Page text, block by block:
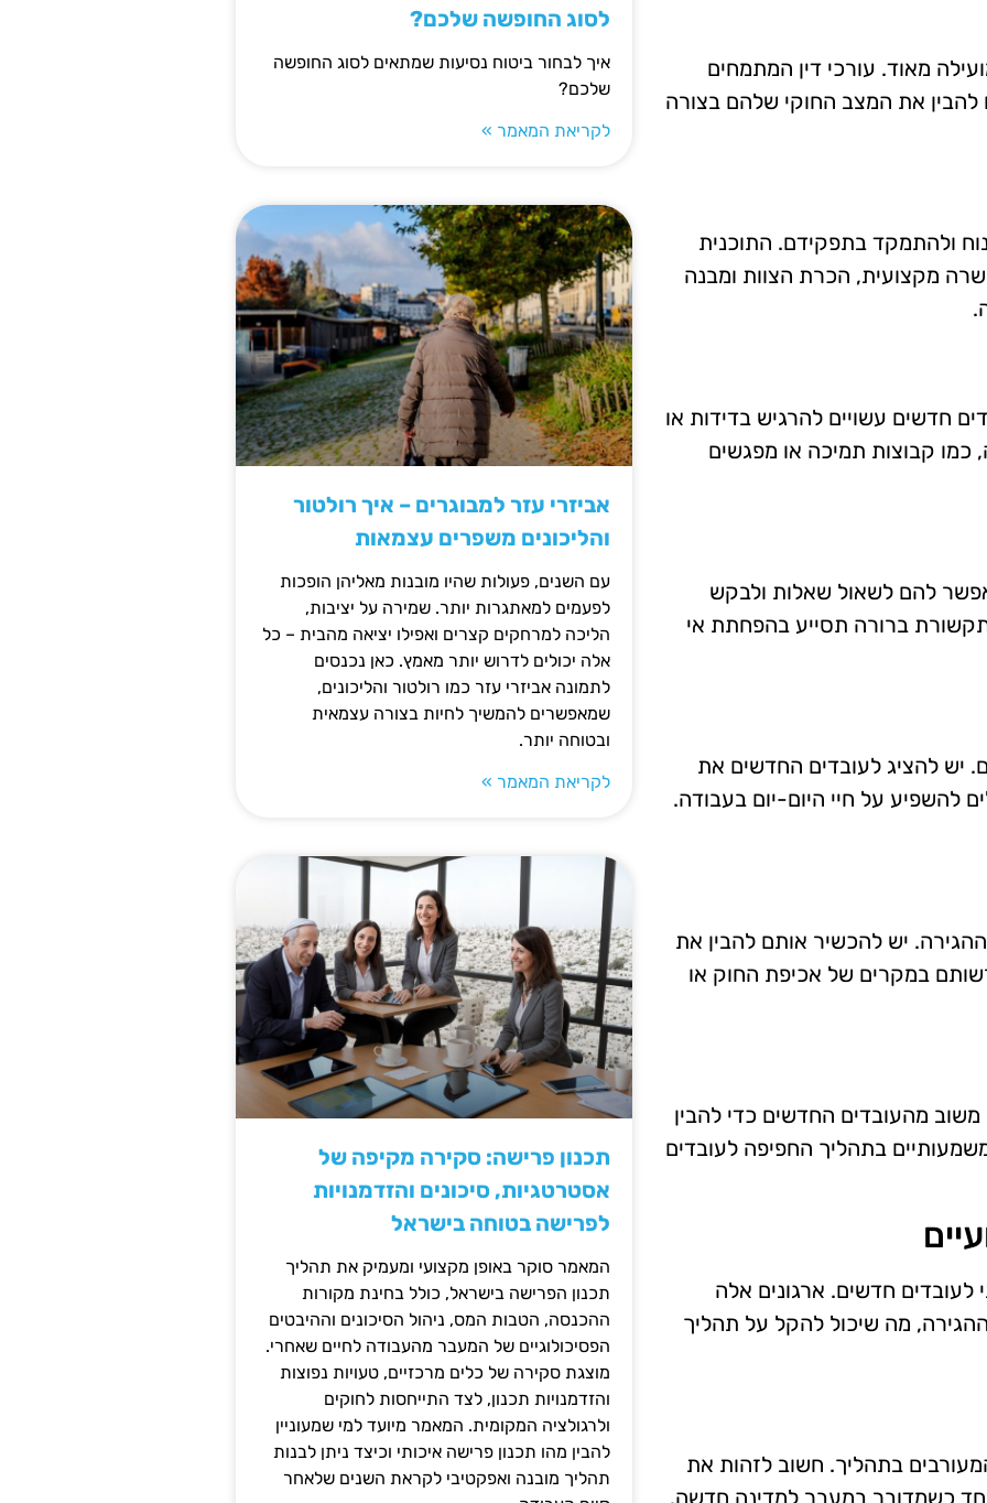
מאוד. עורכי דין המתמחים
להבין את המצב החוקי שלהם בצורה
ולהתמקד בתפקידם. התוכנית
מקצועית, הכרת הצוות ומבנה
חדשים עשויים להרגיש בדידות או
קבוצות תמיכה או מפגשים
להם לשאול שאלות ולבקש
תקשורת ברורה תסייע בהפחתת אי
יש להציג לעובדים החדשים את
להשפיע על חיי היום-יום בעבודה.
ההגירה. יש להכשיר אותם להבין את
במקרים של אכיפת החוק או
מהעובדים החדשים כדי להבין
בתהליך החפיפה לעובדים
לעובדים חדשים. ארגונים אלה
מה שיכול להקל על תהליך
בתהליך. חשוב לזהות את
כשמדובר במעבר למדינה חדשה.
לסוג החופשה שלכם?
איך לבחור ביטוח נסיעות שמתאים לסוג החופשה
שלכם?
לקריאת המאמר »
אביזרי עזר למבוגרים – איך רולטור
והליכונים משפרים עצמאות
עם השנים, פעולות שהיו מובנות מאליהן הופכות
לפעמים למאתגרות יותר. שמירה על יציבות,
הליכה למרחקים קצרים ואפילו יציאה מהבית – כל
אלה יכולים לדרוש יותר מאמץ. כאן נכנסים
לתמונה אביזרי עזר כמו רולטור והליכונים,
שמאפשרים להמשיך לחיות בצורה עצמאית
ובטוחה יותר.
לקריאת המאמר »
תכנון פרישה: סקירה מקיפה של
אסטרטגיות, סיכונים והזדמנויות
לפרישה בטוחה בישראל
המאמר סוקר באופן מקצועי ומעמיק את תהליך
תכנון הפרישה בישראל, כולל בחינת מקורות
ההכנסה, הטבות המס, ניהול הסיכונים וההיבטים
הפסיכולוגיים של המעבר מהעבודה לחיים שאחרי.
מוצגת סקירה של כלים מרכזיים, טעויות נפוצות
והזדמנויות תכנון, לצד התייחסות לחוקים
ולרגולציה המקומית. המאמר מיועד למי שמעוניין
להבין מהו תכנון פרישה איכותי וכיצד ניתן לבנות
תהליך מובנה ואפקטיבי לקראת השנים שלאחר